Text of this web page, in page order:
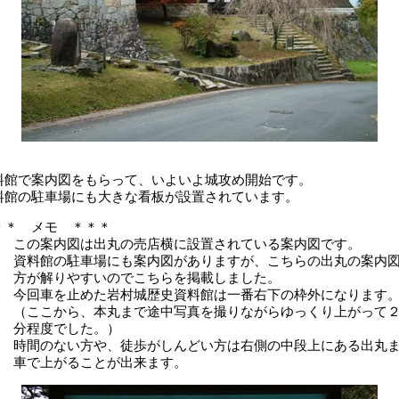
館で案内図をもらって、いよいよ城攻め開始です。
館の駐車場にも大きな看板が設置されています。
＊ メモ ＊＊＊
この案内図は出丸の売店横に設置されている案内図です。
資料館の駐車場にも案内図がありますが、こちらの出丸の案内
方が解りやすいのでこちらを掲載しました。
今回車を止めた岩村城歴史資料館は一番右下の枠外になります
（ここから、本丸まで途中写真を撮りながらゆっくり上がって
分程度でした。）
時間のない方や、徒歩がしんどい方は右側の中段上にある出丸
車で上がることが出来ます。